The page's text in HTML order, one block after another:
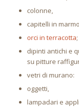
colonne,
capitelli in
orci in terracotta;
dipinti antichi e
su pitture
vetri di murano:
oggetti,
lampadari e